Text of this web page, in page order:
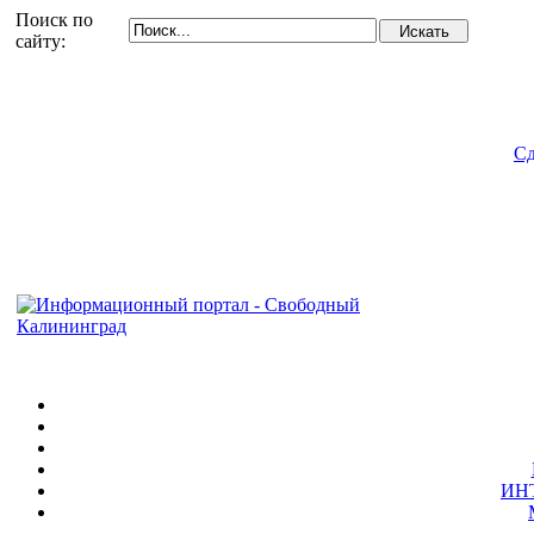
Поиск по
сайту: